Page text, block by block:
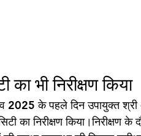
भी निरीक्षण किया
2025 के पहले दिन उपायुक्त
का निरीक्षण